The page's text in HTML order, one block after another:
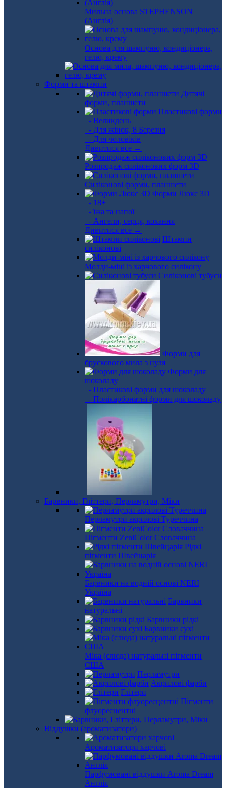
Мильна основа STEPHENSON
(Англія)
Основа для шампуню, кондиціонера,
гелю, крему
Форми та штампи
Дитячі
форми, планшети
Пластикові форми
- Великдень
- Для жінок, 8 Березня
- Для чоловіків
Дивитися все →
Розпродаж силіконових форм 3D
Силіконові форми, планшети
Форми Люкс 3D
- 18+
- їжа та напої
- Ангели, серця, кохання
Дивитися все →
Штампи
силіконові
Молди-міні із харчового силікону
Силіконові тубуси
Форми для
брускового мила з нуля
Форми для
шоколаду
- Пластикові форми для шоколаду
- Полікарбонатні форми для шоколаду
Барвники, Гліттери, Перламутри, Міки
Перламутри акрилові Туреччина
Пігменти ZeniColor Словаччина
Рідкі
пігменти Швейцарія
Барвники на водній основі NERI
Україна
Барвники
натуральні
Барвники рідкі
Барвники сухі
Міка (слюда) натуральні пігменти
США
Перламутри
Акрилові фарби
Глітери
Пігменти
флуоресцентні
Віддушки (ароматизатори)
Ароматизатори харчові
Парфумовані віддушки Aroma Dream
Англія